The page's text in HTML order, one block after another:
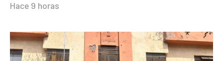
Hace 9 horas